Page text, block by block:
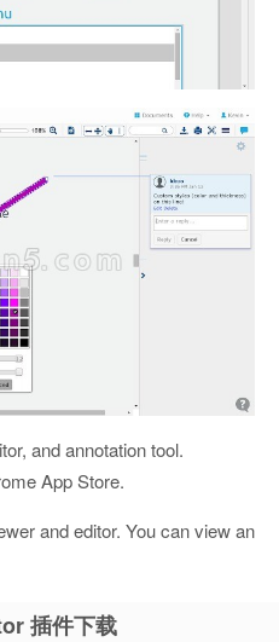
and annotation tool.
App Store.
and editor. You can view an
插件下载